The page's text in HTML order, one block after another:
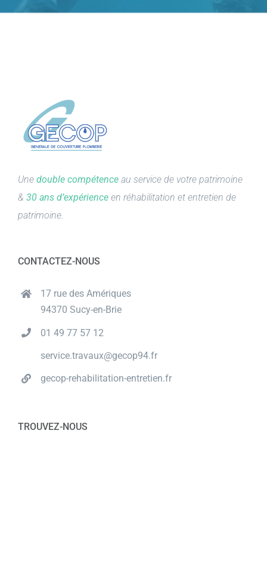
Une double compétence au service de votre patrimoine
& 30 ans d’expérience en réhabilitation et entretien de
patrimoine.
CONTACTEZ-NOUS
17 rue des Amériques
94370 Sucy-en-Brie
01 49 77 57 12
service.travaux@gecop94.fr
gecop-rehabilitation-entretien.fr
TROUVEZ-NOUS